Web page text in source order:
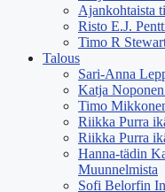
Ajankohtaista
Risto E.J.
Timo R
Talous
Sari-Anna
Katja
Timo
Riikka Purra
Riikka Purra
Hanna-tädin
Muunnelmista
Sofi Belorfin